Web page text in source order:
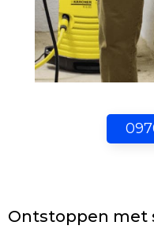
Ontstoppen met